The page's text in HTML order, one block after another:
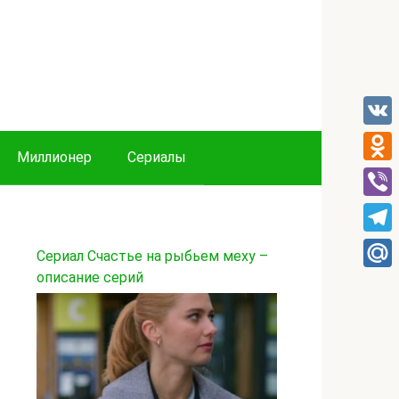
Миллионер Сериалы
Сериал Счастье на рыбьем меху –
описание серий
VK
Viber